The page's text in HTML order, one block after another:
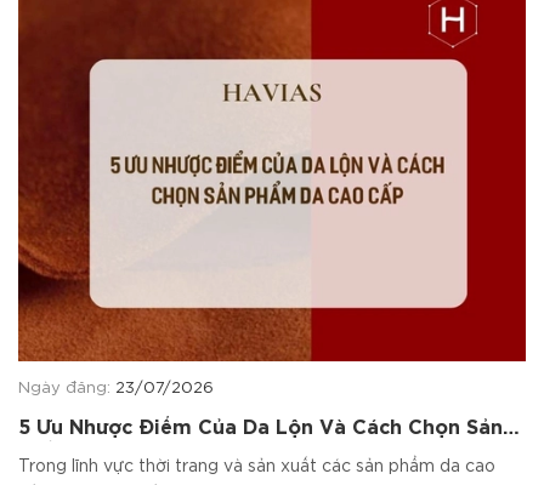
Ngày đăng: 23/07/2026
5 Ưu Nhược Điểm Của Da Lộn Và Cách Chọn Sản
Trong lĩnh vực thời trang và sản xuất các sản phẩm da cao